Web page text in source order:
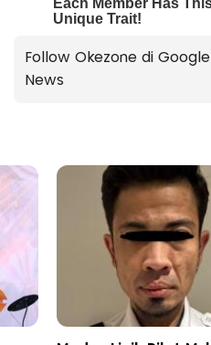
Follow Okezone di Google
News